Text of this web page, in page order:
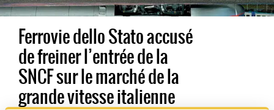
Ferrovie dello Stato accusé
de freiner l’entrée de la
SNCF sur le marché de la
grande vitesse italienne